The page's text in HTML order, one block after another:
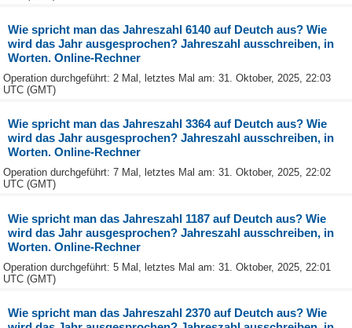
Wie spricht man das Jahreszahl 6140 auf Deutch aus? Wie
wird das Jahr ausgesprochen? Jahreszahl ausschreiben, in
Worten. Online-Rechner
Operation durchgeführt: 2 Mal, letztes Mal am: 31. Oktober, 2025, 22:03
UTC (GMT)
Wie spricht man das Jahreszahl 3364 auf Deutch aus? Wie
wird das Jahr ausgesprochen? Jahreszahl ausschreiben, in
Worten. Online-Rechner
Operation durchgeführt: 7 Mal, letztes Mal am: 31. Oktober, 2025, 22:02
UTC (GMT)
Wie spricht man das Jahreszahl 1187 auf Deutch aus? Wie
wird das Jahr ausgesprochen? Jahreszahl ausschreiben, in
Worten. Online-Rechner
Operation durchgeführt: 5 Mal, letztes Mal am: 31. Oktober, 2025, 22:01
UTC (GMT)
Wie spricht man das Jahreszahl 2370 auf Deutch aus? Wie